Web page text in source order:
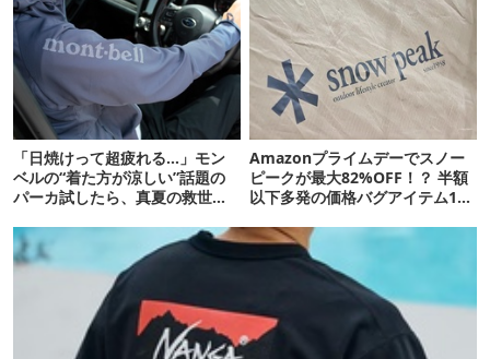
「日焼けって超疲れる…」モン
ベルの“着た方が涼しい”話題の
パーカ試したら、真夏の救世主
Amazonプライムデーでスノー
ピークが最大82%OFF！？ 半額
以下多発の価格バグアイテム11